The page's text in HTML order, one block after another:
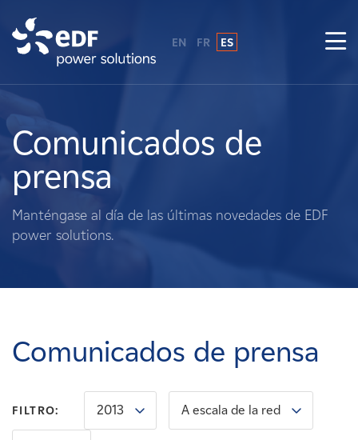
Sobre nosotros
Qué hacemos
Terratenientes
Carreras
Noticias
EN FR ES
Comunicados de
prensa
Manténgase al día de las últimas novedades de EDF
power solutions.
Comunicados de prensa
FILTRO: 2013 A escala de la red